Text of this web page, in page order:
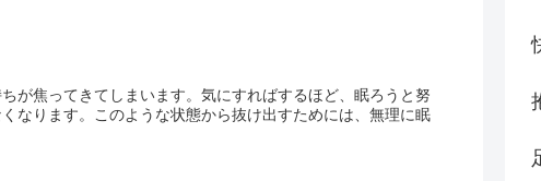
が焦ってきてしまいます。気にすればするほど、眠ろうと努
なります。このような状態から抜け出すためには、無理に眠